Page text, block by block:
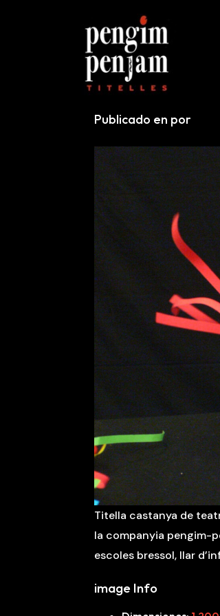
Publicado en por
Titella castanya de
la companyia pengim-
escoles bressol, llar
image Info